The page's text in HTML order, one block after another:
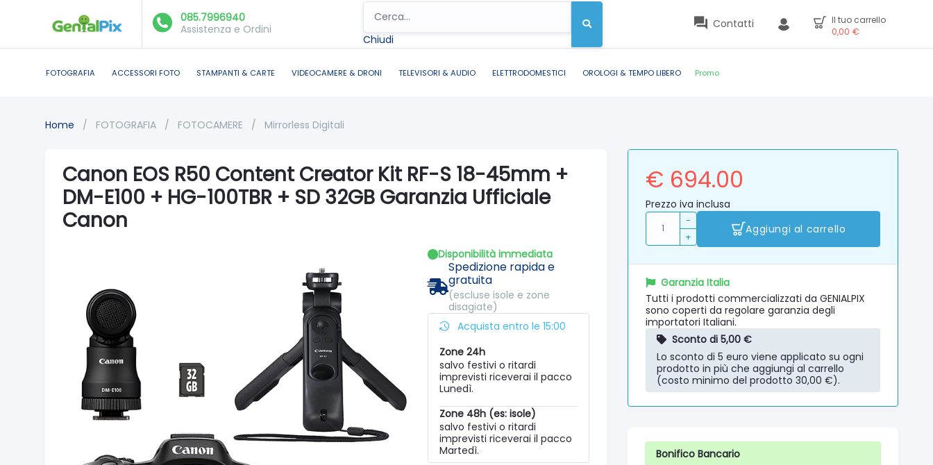
085.7996940
Assistenza e Ordini
Chiudi
Contatti
Il tuo carrello
0,00 €
FOTOGRAFIA ACCESSORI FOTO STAMPANTI & CARTE VIDEOCAMERE & DRONI TELEVISORI & AUDIO ELETTRODOMESTICI OROLOGI & TEMPO LIBERO Promo
Home / FOTOGRAFIA / FOTOCAMERE / Mirrorless Digitali
Canon EOS R50 Content Creator Kit RF-S 18-45mm +
DM-E100 + HG-100TBR + SD 32GB Garanzia Ufficiale
Canon
Disponibilità immediata
Spedizione rapida e
gratuita
(escluse isole e zone
disagiate)
Acquista entro le 15:00
Zone 24h
salvo festivi o ritardi
imprevisti riceverai il pacco
Lunedì.
Zone 48h (es: isole)
salvo festivi o ritardi
imprevisti riceverai il pacco
Martedì.
€ 694.00
Prezzo iva inclusa
-
+
Aggiungi al carrello
Garanzia Italia
Tutti i prodotti commercializzati da GENIALPIX
sono coperti da regolare garanzia degli
importatori Italiani.
Sconto di 5,00 €
Lo sconto di 5 euro viene applicato su ogni
prodotto in più che aggiungi al carrello
(costo minimo del prodotto 30,00 €).
Bonifico Bancario